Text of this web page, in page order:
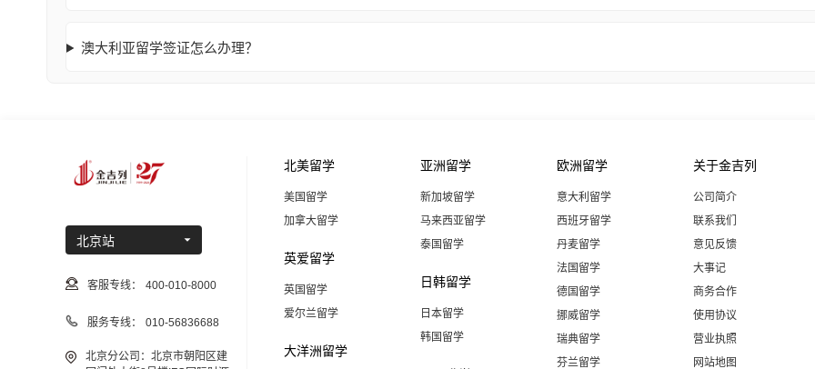
澳大利亚留学签证怎么办理？
北京站
客服专线： 400-010-8000
服务专线： 010-56836688
北京分公司：北京市朝阳区建
北美留学
美国留学
加拿大留学
英爱留学
英国留学
爱尔兰留学
大洋洲留学
亚洲留学
新加坡留学
马来西亚留学
泰国留学
日韩留学
日本留学
韩国留学
欧洲留学
意大利留学
西班牙留学
丹麦留学
法国留学
德国留学
挪威留学
瑞典留学
芬兰留学
关于金吉列
公司简介
联系我们
意见反馈
大事记
商务合作
使用协议
营业执照
网站地图